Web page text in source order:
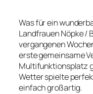
Was für ein
Landfrauen Nöpke /
vergangenen
erste gemeinsame
Multifunktionsplatz
Wetter spielte
einfach großartig.